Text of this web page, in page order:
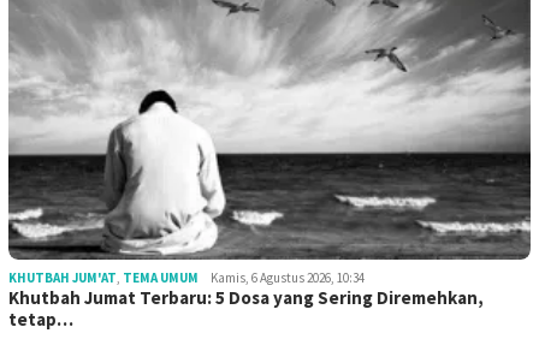
KHUTBAH JUM'AT, TEMA UMUM Kamis, 6 Agustus 2026, 10:34
Khutbah Jumat Terbaru: 5 Dosa yang Sering Diremehkan,
tetap…